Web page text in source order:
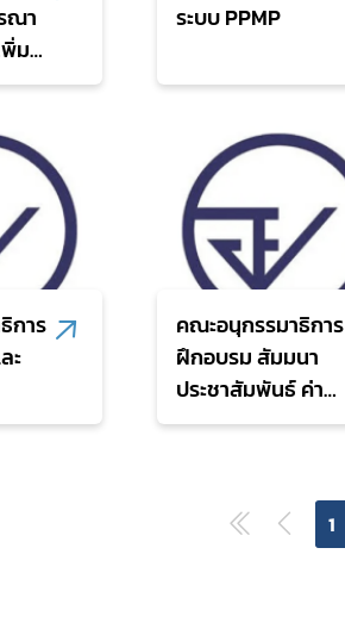
ณา
พิ่ม
ร
ระบบ PPMP
การ
ะ
คณะอนุกรรมาธิการ
ฝึกอบรม สัมมนา
ประชาสัมพันธ์ ค่า
จ้างเหมาบริการ ค่า
ทางไปราชการต่าง
ประมาณ งบดำเนิน
1